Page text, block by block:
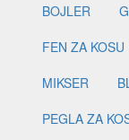
BOJLER
FEN ZA KOSU
MIKSER
PEGLA ZA